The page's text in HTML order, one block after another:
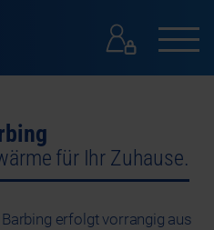
KONTAKTfür Ihr Zuhause.
erfolgt vorrangig aus